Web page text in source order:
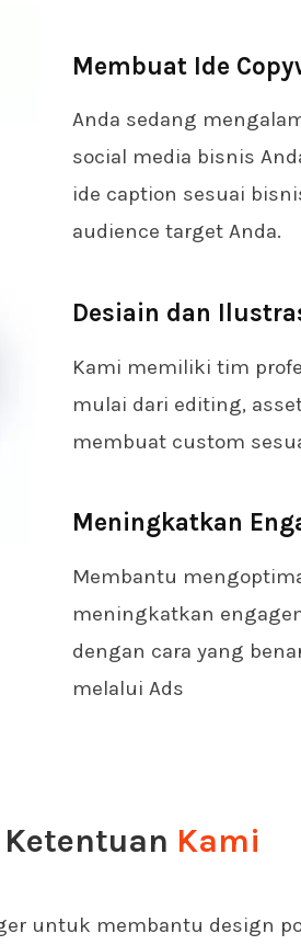
Membuat Ide
Anda sedang
social media bisnis
ide caption sesuai
audience target Anda.
Desiain dan
Kami memiliki tim
mulai dari editing,
membuat custom
Meningkatkan
Membantu
meningkatkan
dengan cara yang
melalui Ads
Kami
untuk membantu design